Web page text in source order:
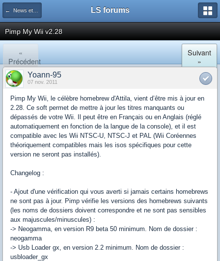
← News et actualités postées sur LS LS forums
Pimp My Wii v2.28
«
Précédent
Suivant
»
Yoann-95
07 nov. 2011
Pimp My Wii, le célèbre homebrew d'Attila, vient d’être mis à jour en
2.28. Ce soft permet de mettre à jour les titres manquants ou
dépassés de votre Wii. Il peut être en Français ou en Anglais (réglé
automatiquement en fonction de la langue de la console), et il est
compatible avec les Wii NTSC-U, NTSC-J et PAL (Wii Coréennes
théoriquement compatibles mais les isos spécifiques pour cette
version ne seront pas installés).
Changelog :
- Ajout d'une vérification qui vous averti si jamais certains homebrews
ne sont pas à jour. Pimp vérifie les versions des homebrews suivants
(les noms de dossiers doivent correspondre et ne sont pas sensibles
aux majuscules/minuscules) :
-> Neogamma, en version R9 beta 50 minimum. Nom de dossier :
neogamma
-> Usb Loader gx, en version 2.2 minimum. Nom de dossier :
usbloader_gx